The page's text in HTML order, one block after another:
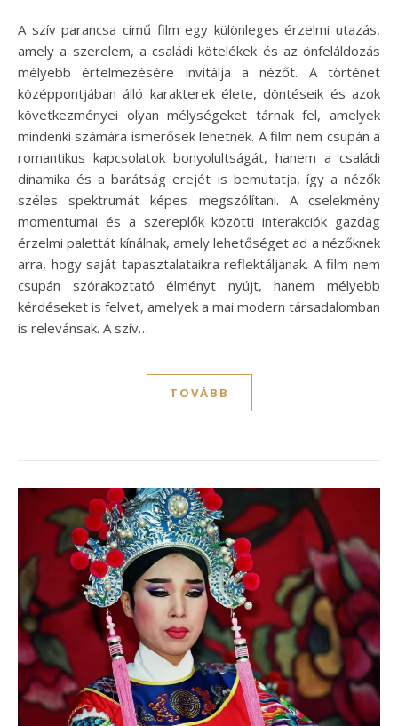
A szív parancsa című film egy különleges érzelmi utazás,
amely a szerelem, a családi kötelékek és az önfeláldozás
mélyebb értelmezésére invitálja a nézőt. A történet
középpontjában álló karakterek élete, döntéseik és azok
következményei olyan mélységeket tárnak fel, amelyek
mindenki számára ismerősek lehetnek. A film nem csupán a
romantikus kapcsolatok bonyolultságát, hanem a családi
dinamika és a barátság erejét is bemutatja, így a nézők
széles spektrumát képes megszólítani. A cselekmény
momentumai és a szereplők közötti interakciók gazdag
érzelmi palettát kínálnak, amely lehetőséget ad a nézőknek
arra, hogy saját tapasztalataikra reflektáljanak. A film nem
csupán szórakoztató élményt nyújt, hanem mélyebb
kérdéseket is felvet, amelyek a mai modern társadalomban
is relevánsak. A szív…
TOVÁBB